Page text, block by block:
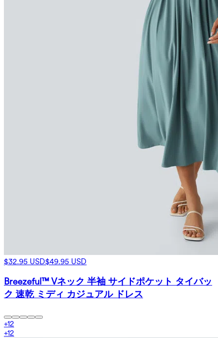
$32.95 USD$49.95 USD
Breezeful™ Vネック 半袖 サイドポケット タイバッ
ク 速乾 ミディ カジュアル ドレス
+12
+12